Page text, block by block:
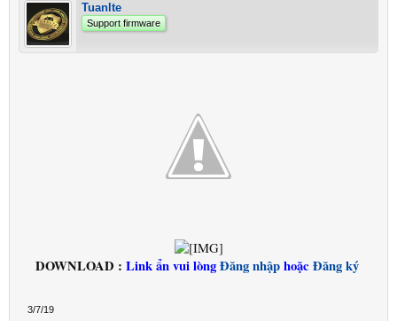
Tuanlte
Support firmware
DOWNLOAD : Link ẩn vui lòngĐăng nhậphoặc Đăng ký
3/7/19